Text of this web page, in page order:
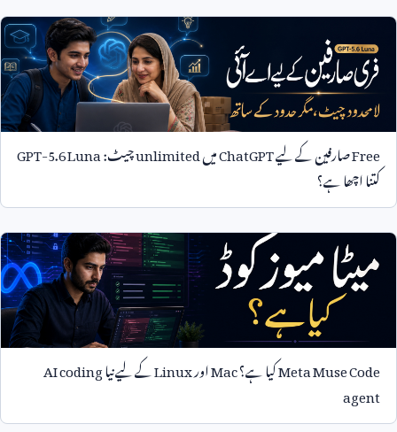
Freeصارفین کے لیےChatGPTمیںunlimitedچیٹ:GPT-5.6 Luna
کتنا اچھا ہے؟
Meta Muse Codeکیا ہے؟MacاورLinuxکے لیے نیاAI coding
agent